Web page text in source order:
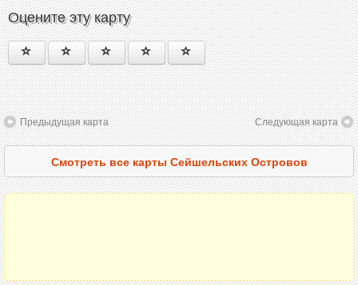
Оцените эту карту
Предыдущая карта Следующая карта
Смотреть все карты Сейшельских Островов